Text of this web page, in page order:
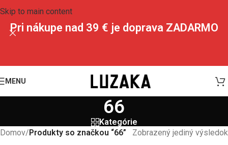
Skip to main content
Pri nákupe nad 39 € je doprava ZADARMO
MENU
66
Kategórie
Domov/Produkty so značkou “66” Zobrazený jediný výsledok